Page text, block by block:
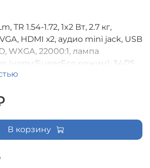
TR 1.54-1.72, 1x2 Вт, 2.7 кг,
HDMI х2, аудио mini jack, USB
WXGA, 22000:1, лампа
(норм/SuperEco режим), 34/25
В корзину